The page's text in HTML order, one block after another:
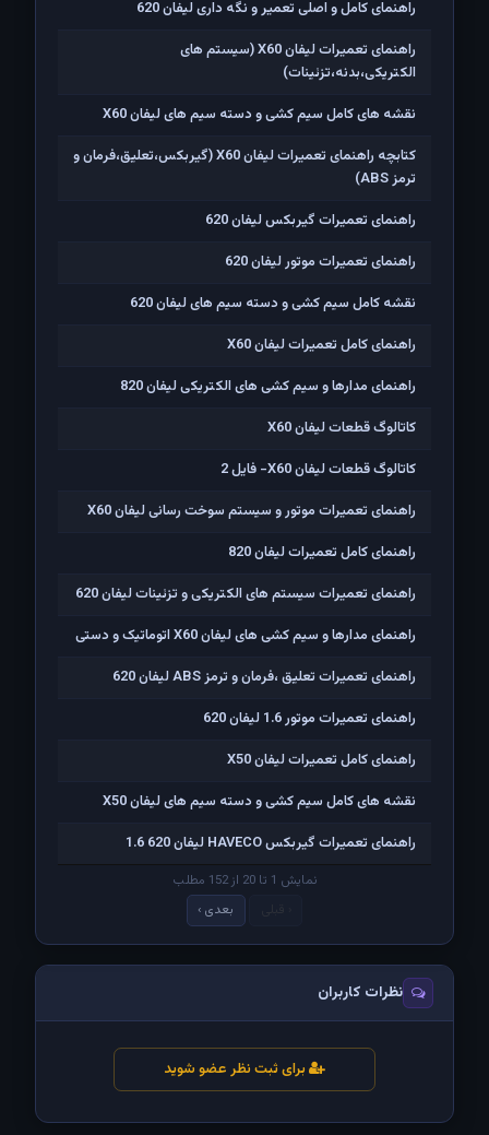
راهنمای کامل و اصلی تعمیر و نگه داری لیفان 620
راهنمای تعمیرات لیفان X60 (سیستم های
الکتریکی،بدنه،تزئینات)
نقشه های کامل سیم کشی و دسته سیم های لیفان X60
کتابچه راهنمای تعمیرات لیفان X60 (گیربکس،تعلیق،فرمان و
ترمز ABS)
راهنمای تعمیرات گیربکس لیفان 620
راهنمای تعمیرات موتور لیفان 620
نقشه کامل سیم کشی و دسته سیم های لیفان 620
راهنمای کامل تعمیرات لیفان X60
راهنمای مدارها و سیم کشی های الکتریکی لیفان 820
کاتالوگ قطعات لیفان X60
کاتالوگ قطعات لیفان X60- فایل 2
راهنمای تعمیرات موتور و سیستم سوخت رسانی لیفان X60
راهنمای کامل تعمیرات لیفان 820
راهنمای تعمیرات سیستم های الکتریکی و تزئینات لیفان 620
راهنمای مدارها و سیم کشی های لیفان X60 اتوماتیک و دستی
راهنمای تعمیرات تعلیق ،فرمان و ترمز ABS لیفان 620
راهنمای تعمیرات موتور 1.6 لیفان 620
راهنمای کامل تعمیرات لیفان X50
نقشه های کامل سیم کشی و دسته سیم های لیفان X50
راهنمای تعمیرات گیربکس HAVECO لیفان 620 1.6
نمایش 1 تا 20 از 152 مطلب
بعدی ›
نظرات کاربران
برای ثبت نظر عضو شوید